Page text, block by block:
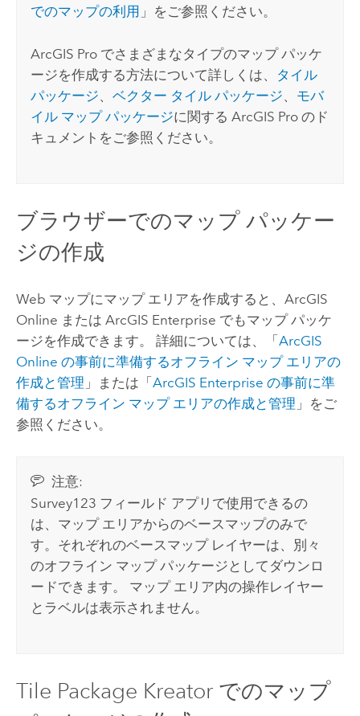
でのマップの利用 」をご参照ください。
ArcGIS Pro でさまざまなタイプのマップ パッケ
ージを作成する方法について詳しくは、 タイル
パッケージ、ベクター タイル パッケージ、 モバ
イル マップ パッケージに関するArcGIS Pro のド
キュメントをご参照ください。
ブラウザーでのマップ パッケー
ジの作成
Web マップにマップ エリアを作成すると、 ArcGIS
Online または ArcGIS Enterprise でもマップ パッケ
ージを作成できます。 詳細については、「 ArcGIS
Online の事前に準備するオフライン マップ エリアの
作成と管理 」または「 ArcGIS Enterprise の事前に準
備するオフライン マップ エリアの作成と管理 」をご
参照ください。
注意:
Survey123 フィールド アプリで使用できるの
は、マップ エリアからのベースマップのみで
す。それぞれのベースマップ レイヤーは、別々
のオフライン マップ パッケージとしてダウンロ
ードできます。 マップ エリア内の操作レイヤー
とラベルは表示されません。
Tile Package Kreator でのマップ